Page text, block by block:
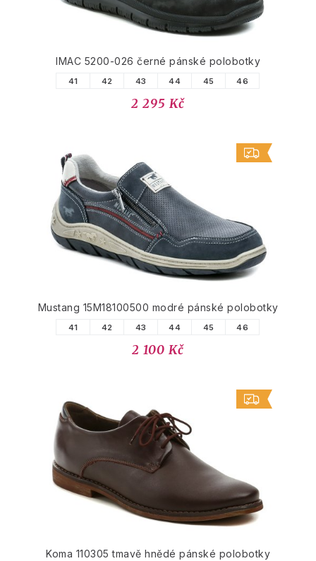
IMAC 5200-026 černé pánské polobotky
41 42 43 44 45 46
2 295 Kč
Mustang 15M18100500 modré pánské polobotky
41 42 43 44 45 46
2 100 Kč
Koma 110305 tmavě hnědé pánské polobotky